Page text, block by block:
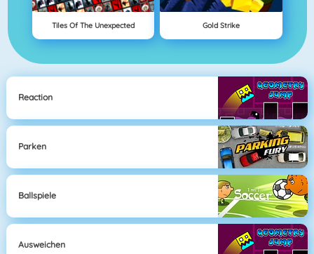
Tiles Of The Unexpected Gold Strike
Reaction
Parken
Ballspiele
Ausweichen